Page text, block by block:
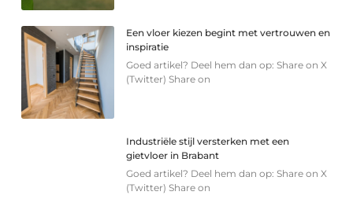
Een vloer kiezen begint met vertrouwen en
inspiratie
Goed artikel? Deel hem dan op: Share on X
(Twitter) Share on
Industriële stijl versterken met een
gietvloer in Brabant
Goed artikel? Deel hem dan op: Share on X
(Twitter) Share on